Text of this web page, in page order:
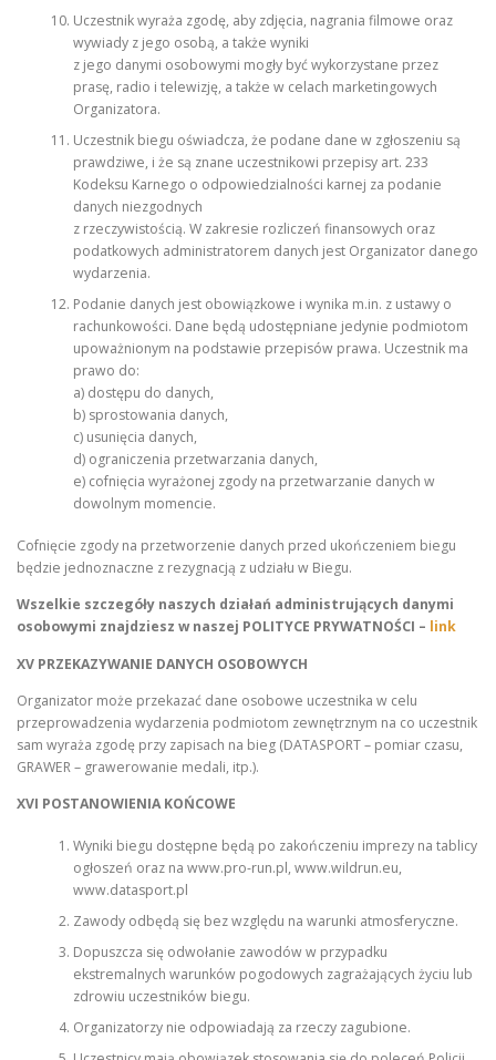
Uczestnik wyraża zgodę, aby zdjęcia, nagrania filmowe oraz
wywiady z jego osobą, a także wyniki
z jego danymi osobowymi mogły być wykorzystane przez
prasę, radio i telewizję, a także w celach marketingowych
Organizatora.
Uczestnik biegu oświadcza, że podane dane w zgłoszeniu są
prawdziwe, i że są znane uczestnikowi przepisy art. 233
Kodeksu Karnego o odpowiedzialności karnej za podanie
danych niezgodnych
z rzeczywistością. W zakresie rozliczeń finansowych oraz
podatkowych administratorem danych jest Organizator danego
wydarzenia.
Podanie danych jest obowiązkowe i wynika m.in. z ustawy o
rachunkowości. Dane będą udostępniane jedynie podmiotom
upoważnionym na podstawie przepisów prawa. Uczestnik ma
prawo do:
a) dostępu do danych,
b) sprostowania danych,
c) usunięcia danych,
d) ograniczenia przetwarzania danych,
e) cofnięcia wyrażonej zgody na przetwarzanie danych w
dowolnym momencie.
Cofnięcie zgody na przetworzenie danych przed ukończeniem biegu
będzie jednoznaczne z rezygnacją z udziału w Biegu.
Wszelkie szczegóły naszych działań administrujących danymi
osobowymi znajdziesz w naszej POLITYCE PRYWATNOŚCI – link
XV PRZEKAZYWANIE DANYCH OSOBOWYCH
Organizator może przekazać dane osobowe uczestnika w celu
przeprowadzenia wydarzenia podmiotom zewnętrznym na co uczestnik
sam wyraża zgodę przy zapisach na bieg (DATASPORT – pomiar czasu,
GRAWER – grawerowanie medali, itp.).
XVI POSTANOWIENIA KOŃCOWE
Wyniki biegu dostępne będą po zakończeniu imprezy na tablicy
ogłoszeń oraz na www.pro-run.pl, www.wildrun.eu,
www.datasport.pl
Zawody odbędą się bez względu na warunki atmosferyczne.
Dopuszcza się odwołanie zawodów w przypadku
ekstremalnych warunków pogodowych zagrażających życiu lub
zdrowiu uczestników biegu.
Organizatorzy nie odpowiadają za rzeczy zagubione.